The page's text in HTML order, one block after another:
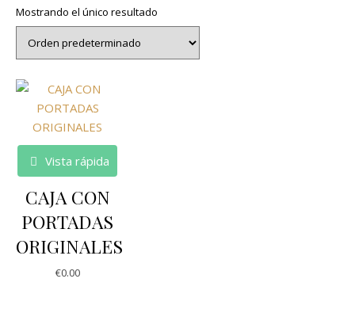
Mostrando el único resultado
Vista rápida
CAJA CON
PORTADAS
ORIGINALES
€0.00